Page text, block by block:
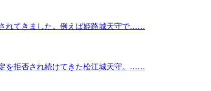
れてきました。例えば姫路城天守で……
を拒否され続けてきた松江城天守。……